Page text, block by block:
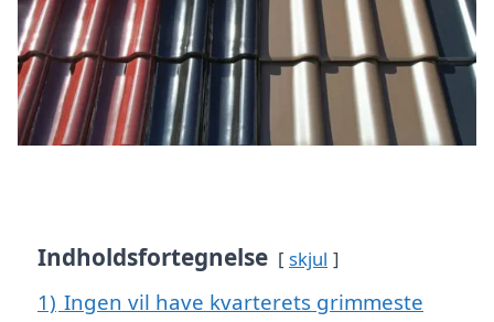
Indholdsfortegnelse skjul
1) Ingen vil have kvarterets grimmeste